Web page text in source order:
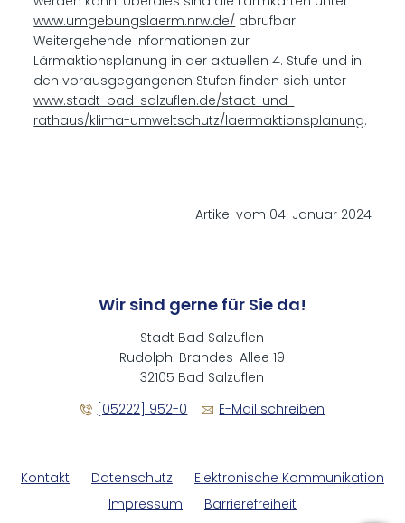
www.umgebungslaerm.nrw.de/ abrufbar.
Weitergehende Informationen zur
Lärmaktionsplanung in der aktuellen 4. Stufe und in
den vorausgegangenen Stufen finden sich unter
www.stadt-bad-salzuflen.de/stadt-und-
rathaus/klima-umweltschutz/laermaktionsplanung.
Artikel vom 04. Januar 2024
Wir sind gerne für Sie da!
Stadt Bad Salzuflen
Rudolph-Brandes-Allee 19
32105 Bad Salzuflen
[05222] 952-0
E-Mail schreiben
Kontakt Datenschutz
Elektronische Kommunikation
Impressum
Barrierefreiheit